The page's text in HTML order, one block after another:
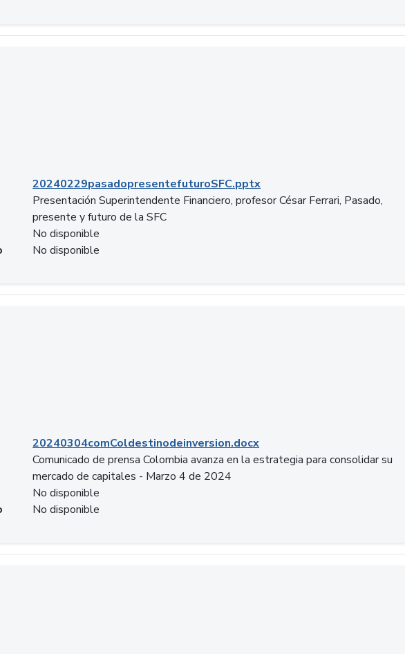
20240229pasadopresentefuturoSFC.pptx
Presentación Superintendente Financiero, profesor César Ferrari, Pasado,
presente y futuro de la SFC
No disponible
No disponible
20240304comColdestinodeinversion.docx
Comunicado de prensa Colombia avanza en la estrategia para consolidar su
mercado de capitales - Marzo 4 de 2024
No disponible
No disponible